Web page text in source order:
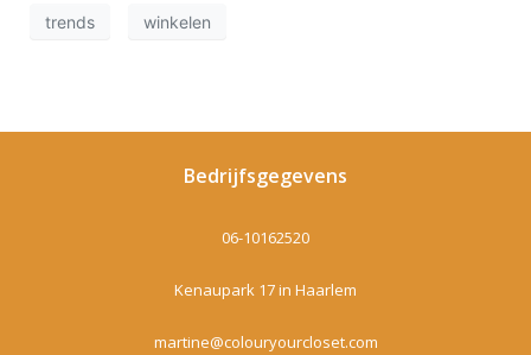
trends winkelen
Bedrijfsgegevens
06-10162520
Kenaupark 17 in Haarlem
martine@colouryourcloset.com